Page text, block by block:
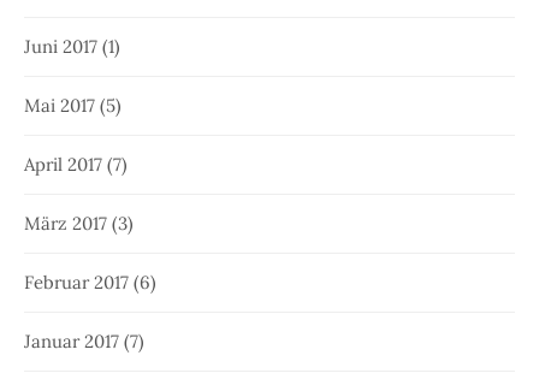
Juni 2017 (1)
Mai 2017 (5)
April 2017 (7)
März 2017 (3)
Februar 2017 (6)
Januar 2017 (7)